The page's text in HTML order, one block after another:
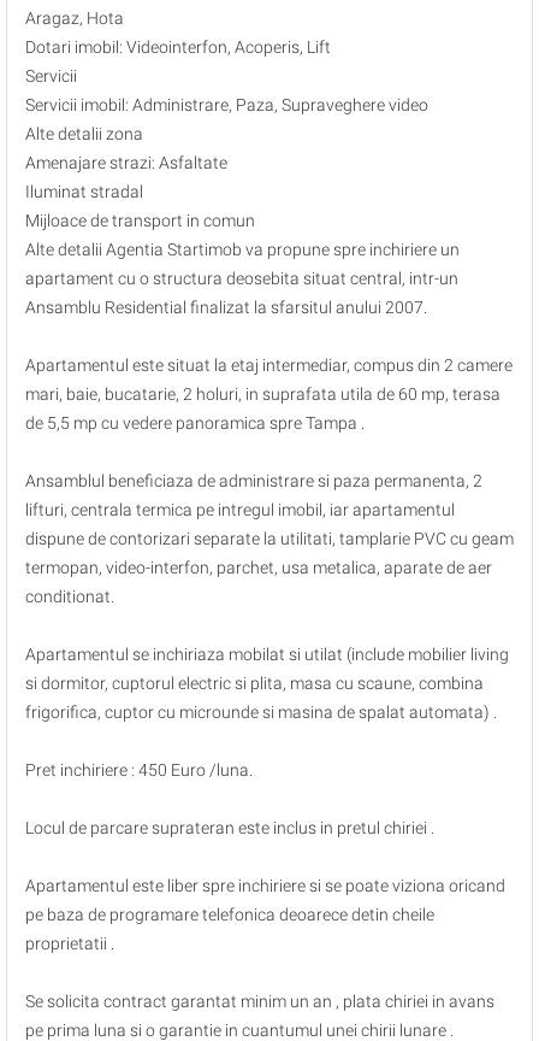
Aragaz, Hota
Dotari imobil: Videointerfon, Acoperis, Lift
Servicii
Servicii imobil: Administrare, Paza, Supraveghere video
Alte detalii zona
Amenajare strazi: Asfaltate
Iluminat stradal
Mijloace de transport in comun
Alte detalii Agentia Startimob va propune spre inchiriere un
apartament cu o structura deosebita situat central, intr-un
Ansamblu Residential finalizat la sfarsitul anului 2007.
Apartamentul este situat la etaj intermediar, compus din 2 camere
mari, baie, bucatarie, 2 holuri, in suprafata utila de 60 mp, terasa
de 5,5 mp cu vedere panoramica spre Tampa .
Ansamblul beneficiaza de administrare si paza permanenta, 2
lifturi, centrala termica pe intregul imobil, iar apartamentul
dispune de contorizari separate la utilitati, tamplarie PVC cu geam
termopan, video-interfon, parchet, usa metalica, aparate de aer
conditionat.
Apartamentul se inchiriaza mobilat si utilat (include mobilier living
si dormitor, cuptorul electric si plita, masa cu scaune, combina
frigorifica, cuptor cu microunde si masina de spalat automata) .
Pret inchiriere : 450 Euro /luna.
Locul de parcare suprateran este inclus in pretul chiriei .
Apartamentul este liber spre inchiriere si se poate viziona oricand
pe baza de programare telefonica deoarece detin cheile
proprietatii .
Se solicita contract garantat minim un an , plata chiriei in avans
pe prima luna si o garantie in cuantumul unei chirii lunare .